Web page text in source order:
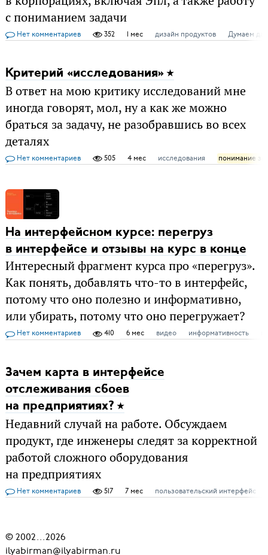
с пониманием задачи
Нет комментариев 352 1 мес дизайн продуктов Думаем
Критерий «исследования»
В ответ на мою критику исследований мне
иногда говорят, мол, ну а как же можно
браться за задачу, не разобравшись во всех
деталях
Нет комментариев 505 4 мес исследования понимание
На интерфейсном курсе: перегруз
в интерфейсе и отзывы на курс в конце
Интересный фрагмент курса про «перегруз».
Как понять, добавлять что-то в интерфейс,
потому что оно полезно и информативно,
или убирать, потому что оно перегружает?
Нет комментариев 410 6 мес видео информативность
Зачем карта в интерфейсе
отслеживания сбоев
на предприятиях?
Недавний случай на работе. Обсуждаем
продукт, где инженеры следят за корректной
работой сложного оборудования
на предприятиях
Нет комментариев 517 7 мес пользовательский интерфейс
© 2002...2026
ilyabirman@ilyabirman.ru